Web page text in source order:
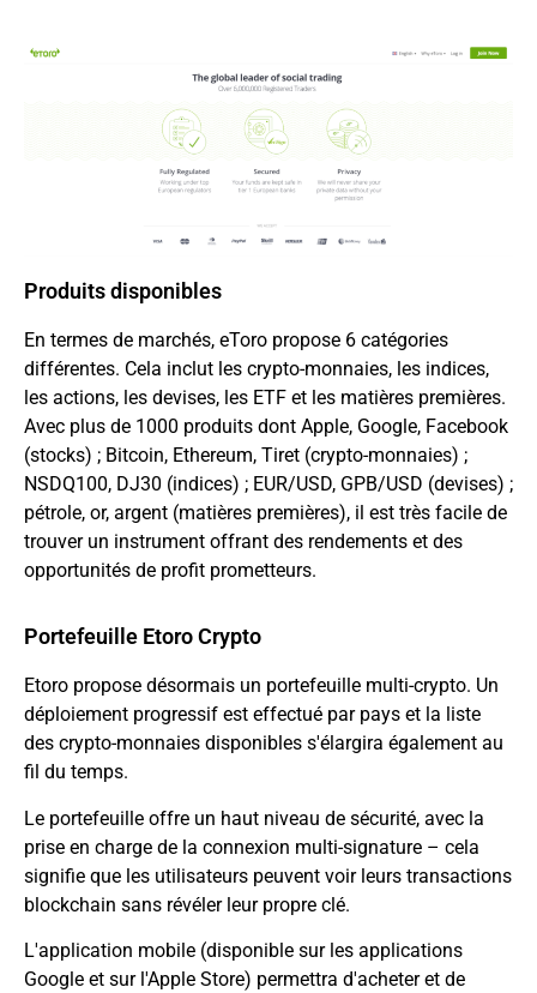
Produits disponibles
En termes de marchés, eToro propose 6 catégories
différentes. Cela inclut les crypto-monnaies, les indices,
les actions, les devises, les ETF et les matières premières.
Avec plus de 1000 produits dont Apple, Google, Facebook
(stocks) ; Bitcoin, Ethereum, Tiret (crypto-monnaies) ;
NSDQ100, DJ30 (indices) ; EUR/USD, GPB/USD (devises) ;
pétrole, or, argent (matières premières), il est très facile de
trouver un instrument offrant des rendements et des
opportunités de profit prometteurs.
Portefeuille Etoro Crypto
Etoro propose désormais un portefeuille multi-crypto. Un
déploiement progressif est effectué par pays et la liste
des crypto-monnaies disponibles s'élargira également au
fil du temps.
Le portefeuille offre un haut niveau de sécurité, avec la
prise en charge de la connexion multi-signature – cela
signifie que les utilisateurs peuvent voir leurs transactions
blockchain sans révéler leur propre clé.
L'application mobile (disponible sur les applications
Google et sur l'Apple Store) permettra d'acheter et de